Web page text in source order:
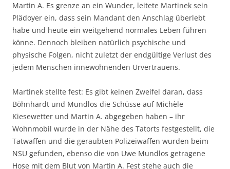
Martin A. Es grenze an ein Wunder, leitete Martinek sein
Plädoyer ein, dass sein Mandant den Anschlag überlebt
habe und heute ein weitgehend normales Leben führen
könne. Dennoch bleiben natürlich psychische und
physische Folgen, nicht zuletzt der endgültige Verlust des
jedem Menschen innewohnenden Urvertrauens.
Martinek stellte fest: Es gibt keinen Zweifel daran, dass
Böhnhardt und Mundlos die Schüsse auf Michèle
Kiesewetter und Martin A. abgegeben haben – ihr
Wohnmobil wurde in der Nähe des Tatorts festgestellt, die
Tatwaffen und die geraubten Polizeiwaffen wurden beim
NSU gefunden, ebenso die von Uwe Mundlos getragene
Hose mit dem Blut von Martin A. Fest stehe auch die